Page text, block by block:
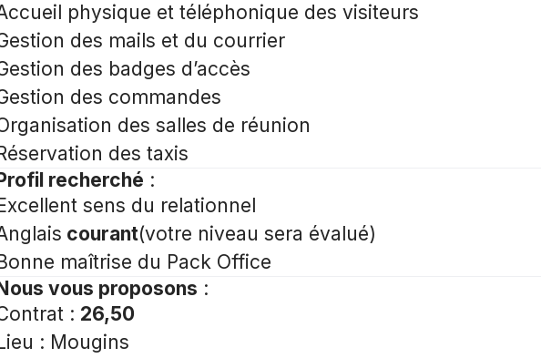
physique et téléphonique des visiteurs
des mails et du courrier
des badges d’accès
des commandes
des salles de réunion
des taxis
recherché :
sens du relationnel
courant(votre niveau sera évalué)
maîtrise du Pack Office
vous proposons :
: 26,50
: Mougins